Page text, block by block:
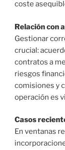
coste
Relación con
Gestionar
crucial:
contratos a
riesgos
comisiones y
operación es
Casos
En ventanas